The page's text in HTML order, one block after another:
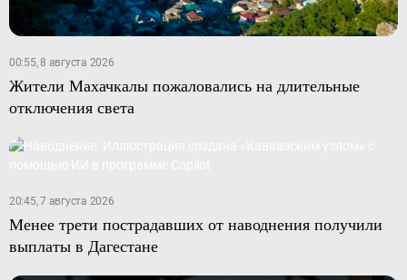
00:55, 8 августа 2026
Жители Махачкалы пожаловались на длительные
отключения света
20:45, 7 августа 2026
Менее трети пострадавших от наводнения получили
выплаты в Дагестане